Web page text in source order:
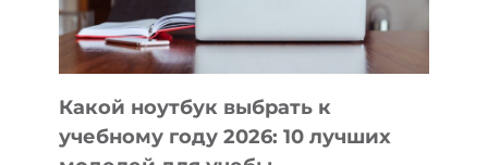
БЕЗ
СЛОЖНОГО
КОДА
Какой ноутбук выбрать к
учебному году 2026: 10 лучших